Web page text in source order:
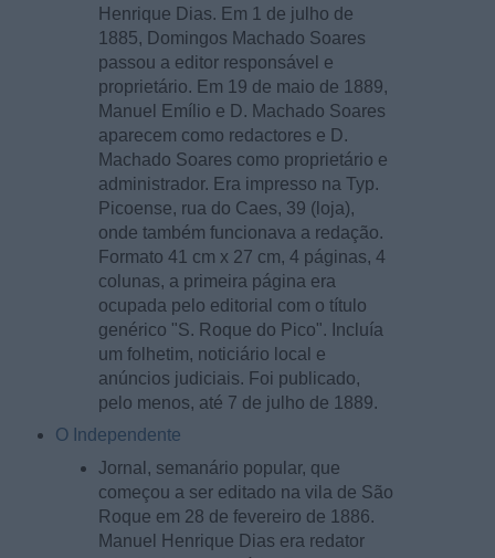
Henrique Dias. Em 1 de julho de
1885, Domingos Machado Soares
passou a editor responsável e
proprietário. Em 19 de maio de 1889,
Manuel Emílio e D. Machado Soares
aparecem como redactores e D.
Machado Soares como proprietário e
administrador. Era impresso na Typ.
Picoense, rua do Caes, 39 (loja),
onde também funcionava a redação.
Formato 41 cm x 27 cm, 4 páginas, 4
colunas, a primeira página era
ocupada pelo editorial com o título
genérico "S. Roque do Pico". Incluía
um folhetim, noticiário local e
anúncios judiciais. Foi publicado,
pelo menos, até 7 de julho de 1889.
O Independente
Jornal, semanário popular, que
começou a ser editado na vila de São
Roque em 28 de fevereiro de 1886.
Manuel Henrique Dias era redator